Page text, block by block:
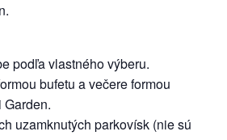
podľa vlastného výberu.
bufetu a večere formou
Garden.
uzamknutých parkovísk (nie sú